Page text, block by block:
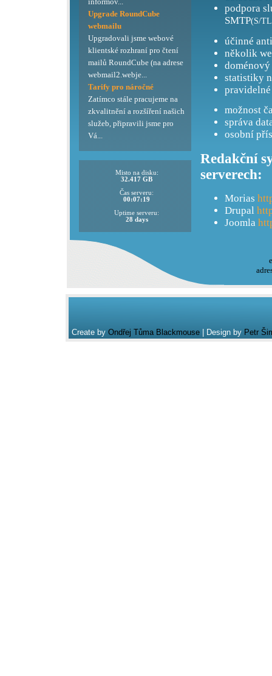
podpora
SMTP(S/
účinné
několik
doménový
statistiky
možnost
správa
osobní
Redakční
serverech:
Morias
Drupal
Joomla
Upgrade RoundCube
webmailu
Upgradovali jsme webové
klientské rozhraní pro čtení
mailů RoundCube (na adrese
webmail2.webje...
Tarify pro náročné
Zatímco stále pracujeme na
zkvalitnění a rozšíření našich
služeb, připravili jsme pro
Vá...
Misto na disku:
32.417 GB
Čas serveru:
00:07:19
Uptime serveru:
28 days
Create by Ondřej Tůma Blackmouse| Design by Petr